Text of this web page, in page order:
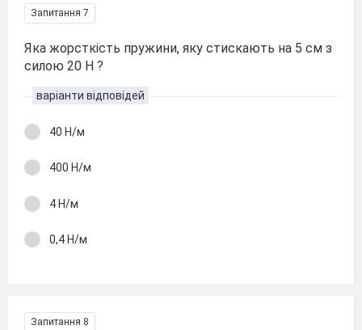
Запитання 7
Яка жорсткість пружини, яку стискають на 5 см з
силою 20 Н ?
варіанти відповідей
40 Н/м
400 Н/м
4 Н/м
0,4 Н/м
Запитання 8